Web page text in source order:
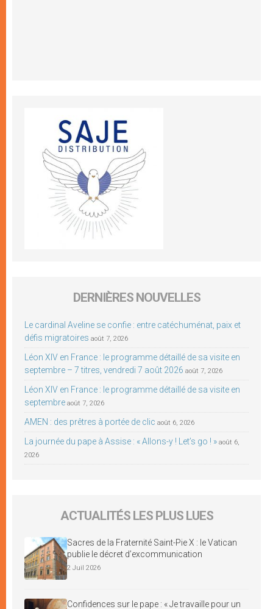
DERNIÈRES NOUVELLES
Le cardinal Aveline se confie : entre catéchuménat, paix et
défis migratoires août 7, 2026
Léon XIV en France : le programme détaillé de sa visite en
septembre – 7 titres, vendredi 7 août 2026 août 7, 2026
Léon XIV en France : le programme détaillé de sa visite en
septembre août 7, 2026
AMEN : des prêtres à portée de clic août 6, 2026
La journée du pape à Assise : « Allons-y ! Let’s go ! » août 6,
2026
ACTUALITÉS LES PLUS LUES
Sacres de la Fraternité Saint-Pie X : le Vatican
publie le décret d’excommunication
2 Juil 2026
Confidences sur le pape : « Je travaille pour un